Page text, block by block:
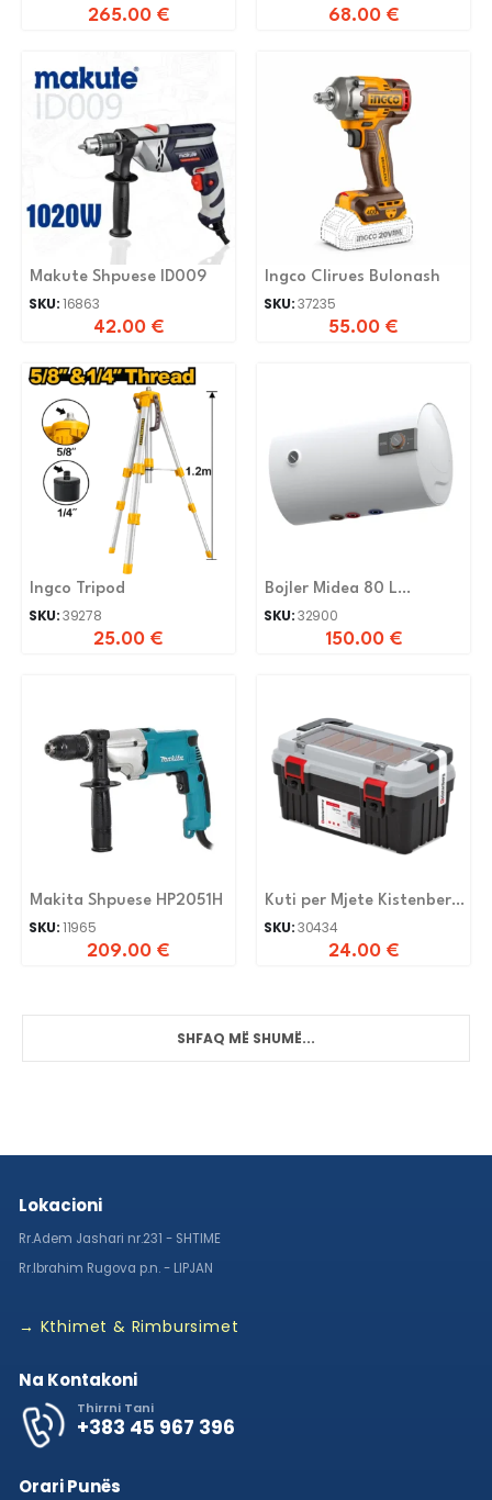
265.00 €
68.00 €
Makute Shpuese ID009
SKU:16863
42.00 €
Ingco Clirues Bulonash
SKU:37235
55.00 €
Ingco Tripod
SKU:39278
25.00 €
Bojler Midea 80 L
Horizontal
SKU:32900
150.00 €
Makita Shpuese HP2051H
SKU:11965
209.00 €
Kuti per Mjete Kistenberg
Kopa5025SM
SKU:30434
24.00 €
SHFAQ MË SHUMË...
Lokacioni
Rr.Adem Jashari nr.231 - SHTIME
Rr.Ibrahim Rugova p.n. - LIPJAN
→ Kthimet & Rimbursimet
Na Kontakoni
Thirrni Tani
+383 45 967 396
Orari Punës